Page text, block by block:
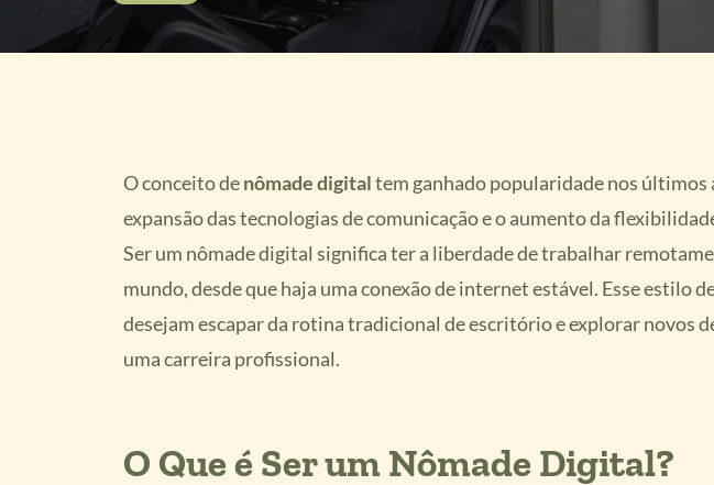
O conceito denômade digitaltem ganhado popularidade nos últimos
expansão das tecnologias de comunicação e o aumento da
Ser um nômade digital significa ter a liberdade de trabalhar
mundo, desde que haja uma conexão de internet estável. Esse estilo
desejam escapar da rotina tradicional de escritório e explorar novos
uma carreira profissional.
O Que é Ser um Nômade Digital?